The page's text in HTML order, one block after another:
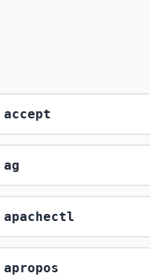
accept
ag
apachectl
apropos